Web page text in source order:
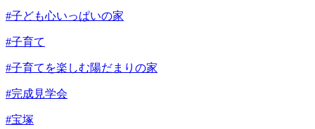
#子ども心いっぱいの家
#子育て
#子育てを楽しむ陽だまりの家
#完成見学会
#宝塚